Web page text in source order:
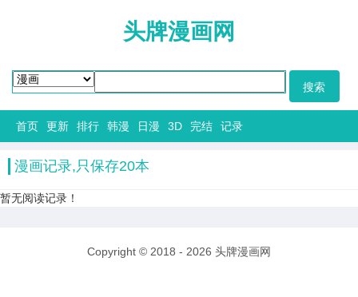
头牌漫画网
首页 更新 排行 韩漫 日漫 3D 完结 记录
漫画记录,只保存20本
暂无阅读记录！
Copyright © 2018 - 2026 头牌漫画网